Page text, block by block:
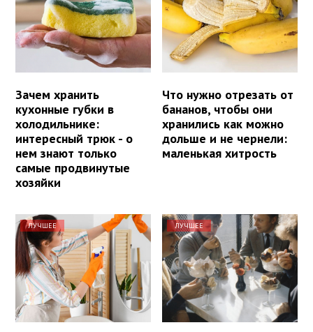
Зачем хранить
кухонные губки в
холодильнике:
интересный трюк - о
нем знают только
самые продвинутые
хозяйки
Что нужно отрезать от
бананов, чтобы они
хранились как можно
дольше и не чернели:
маленькая хитрость
ЛУЧШЕЕ ЛУЧШЕЕ